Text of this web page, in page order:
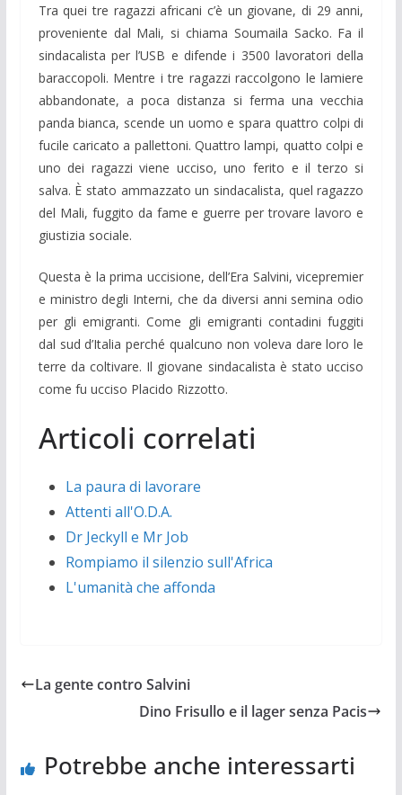
Tra quei tre ragazzi africani c’è un giovane, di 29 anni,
proveniente dal Mali, si chiama Soumaila Sacko. Fa il
sindacalista per l’USB e difende i 3500 lavoratori della
baraccopoli. Mentre i tre ragazzi raccolgono le lamiere
abbandonate, a poca distanza si ferma una vecchia
panda bianca, scende un uomo e spara quattro colpi di
fucile caricato a pallettoni. Quattro lampi, quatto colpi e
uno dei ragazzi viene ucciso, uno ferito e il terzo si
salva. È stato ammazzato un sindacalista, quel ragazzo
del Mali, fuggito da fame e guerre per trovare lavoro e
giustizia sociale.
Questa è la prima uccisione, dell’Era Salvini, vicepremier
e ministro degli Interni, che da diversi anni semina odio
per gli emigranti. Come gli emigranti contadini fuggiti
dal sud d’Italia perché qualcuno non voleva dare loro le
terre da coltivare. Il giovane sindacalista è stato ucciso
come fu ucciso Placido Rizzotto.
Articoli correlati
La paura di lavorare
Attenti all'O.D.A.
Dr Jeckyll e Mr Job
Rompiamo il silenzio sull'Africa
L'umanità che affonda
La gente contro Salvini
Dino Frisullo e il lager senza Pacis
Potrebbe anche interessarti